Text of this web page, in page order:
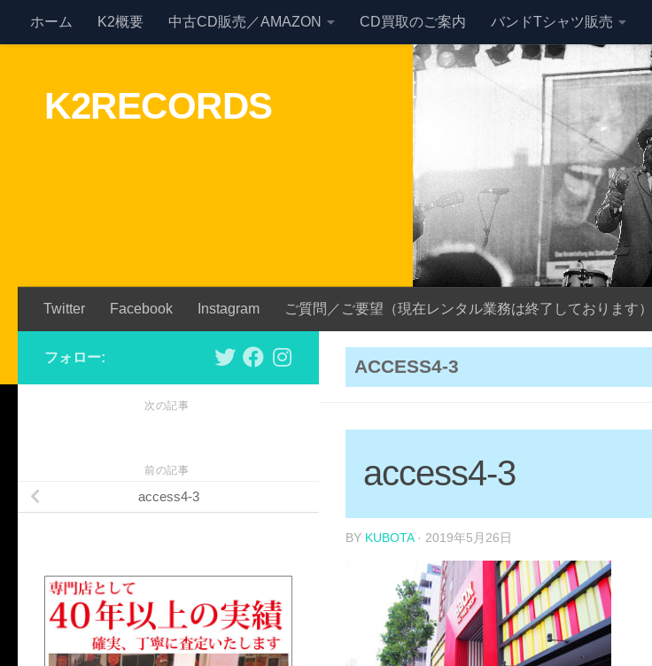
Skip to content
ホーム K2概要 中古CD販売／AMAZON CD買取のご案内 バンドTシャツ販売
K2RECORDS
Twitter Facebook Instagram ご質問／ご要望（現在レンタル業務は終了しております）
ACCESS4-3
access4-3
BY KUBOTA · 2019年5月26日
フォロー:
次の記事
前の記事
access4-3